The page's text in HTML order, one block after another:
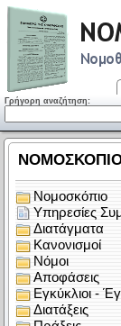
Γρήγορη αναζήτηση: